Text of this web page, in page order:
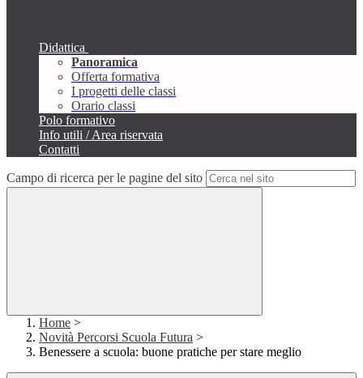
Didattica
Panoramica
Offerta formativa
I progetti delle classi
Orario classi
Polo formativo
Info utili / Area riservata
Contatti
Campo di ricerca per le pagine del sito
Home >
Novità Percorsi Scuola Futura >
Benessere a scuola: buone pratiche per stare meglio